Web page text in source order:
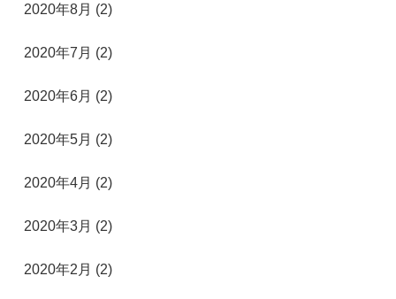
2020年8月 (2)
2020年7月 (2)
2020年6月 (2)
2020年5月 (2)
2020年4月 (2)
2020年3月 (2)
2020年2月 (2)